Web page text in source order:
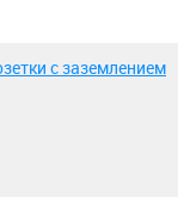
с заземлением